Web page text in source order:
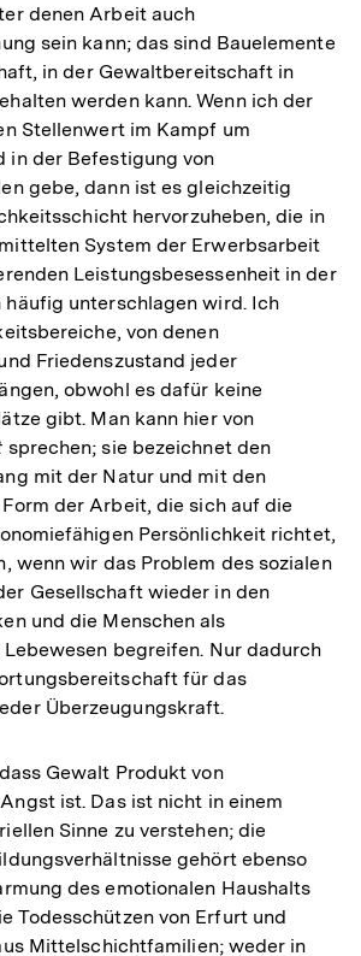
denen Arbeit auch
sein kann; das sind Bauelemente
in der Gewaltbereitschaft in
werden kann. Wenn ich der
Stellenwert im Kampf um
in der Befestigung von
gebe, dann ist es gleichzeitig
hervorzuheben, die in
System der Erwerbsarbeit
Leistungsbesessenheit in der
häufig unterschlagen wird. Ich
von denen
Friedenszustand jeder
obwohl es dafür keine
gibt. Man kann hier von
sprechen; sie bezeichnet den
mit der Natur und mit den
Form der Arbeit, die sich auf die
Persönlichkeit richtet,
wenn wir das Problem des sozialen
Gesellschaft wieder in den
und die Menschen als
begreifen. Nur dadurch
für das
Überzeugungskraft.
Gewalt Produkt von
ist. Das ist nicht in einem
Sinne zu verstehen; die
gehört ebenso
des emotionalen Haushalts
Todesschützen von Erfurt und
Mittelschichtfamilien; weder in